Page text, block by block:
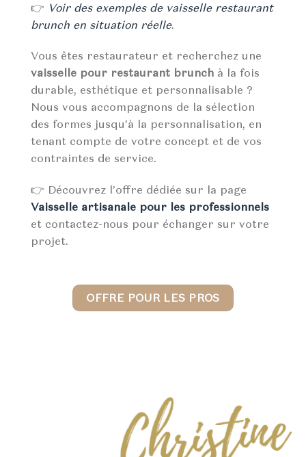
👉 Voir des exemples de vaisselle restaurant
brunch en situation réelle.
Vous êtes restaurateur et recherchez une
vaisselle pour restaurant brunch à la fois
durable, esthétique et personnalisable ?
Nous vous accompagnons de la sélection
des formes jusqu’à la personnalisation, en
tenant compte de votre concept et de vos
contraintes de service.
👉 Découvrez l’offre dédiée sur la page
Vaisselle artisanale pour les professionnels
et contactez-nous pour échanger sur votre
projet.
OFFRE POUR LES PROS